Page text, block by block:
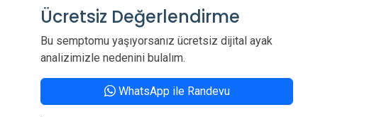
Ücretsiz Değerlendirme
Bu semptomu yaşıyorsanız ücretsiz dijital ayak
analizimizle nedenini bulalım.
WhatsApp ile Randevu